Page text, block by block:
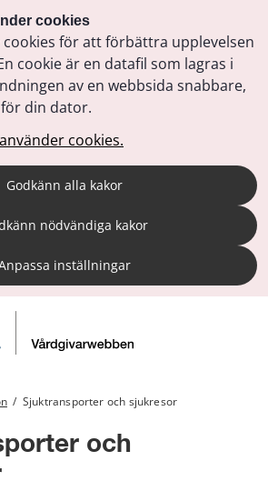
cookies
cookies för att förbättra upplevelsen
cookie är en datafil som lagras i
av en webbsida snabbare,
din dator.
cookies.
Godkänn alla kakor
nödvändiga kakor
inställningar
/ Sjuktransporter och sjukresor
och